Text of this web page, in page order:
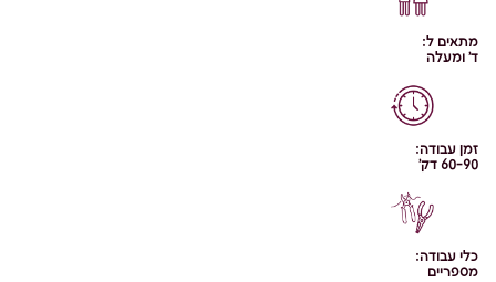
מתאים ל:
ד' ומעלה
זמן עבודה:
60-90 דק'
כלי עבודה:
מספריים